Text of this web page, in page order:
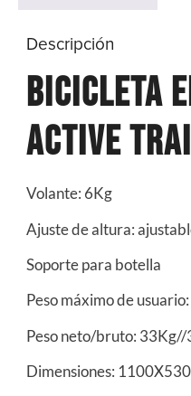
Descripción
Bicicleta
Active
Volante: 6Kg
Ajuste de altura:
Soporte para botella
Peso máximo de
Peso neto/bruto:
Dimensiones: